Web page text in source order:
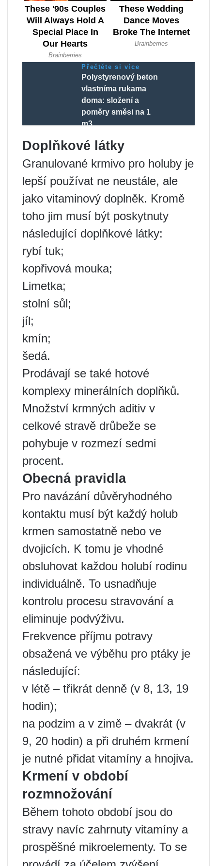
Přečtěte si více
Polystyrenový beton
vlastníma rukama
doma: složení a
poměry směsi na 1
m3
Doplňkové látky
Granulované krmivo pro holuby je
lepší používat ne neustále, ale
jako vitaminový doplněk. Kromě
toho jim musí být poskytnuty
následující doplňkové látky:
rybí tuk;
kopřivová mouka;
Limetka;
stolní sůl;
jíl;
kmín;
šedá.
Prodávají se také hotové
komplexy minerálních doplňků.
Množství krmných aditiv v
celkové stravě drůbeže se
pohybuje v rozmezí sedmi
procent.
Obecná pravidla
Pro navázání důvěryhodného
kontaktu musí být každý holub
krmen samostatně nebo ve
dvojicích. K tomu je vhodné
obsluhovat každou holubí rodinu
individuálně. To usnadňuje
kontrolu procesu stravování a
eliminuje podvýživu.
Frekvence příjmu potravy
obsažená ve výběhu pro ptáky je
následující:
v létě – třikrát denně (v 8, 13, 19
hodin);
na podzim a v zimě – dvakrát (v
9, 20 hodin) a při druhém krmení
je nutné přidat vitamíny a hnojiva.
Krmení v období
rozmnožování
Během tohoto období jsou do
stravy navíc zahrnuty vitamíny a
prospěšné mikroelementy. To se